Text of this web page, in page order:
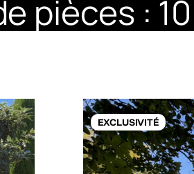
pièces : 10
EXCLUSIVITÉ